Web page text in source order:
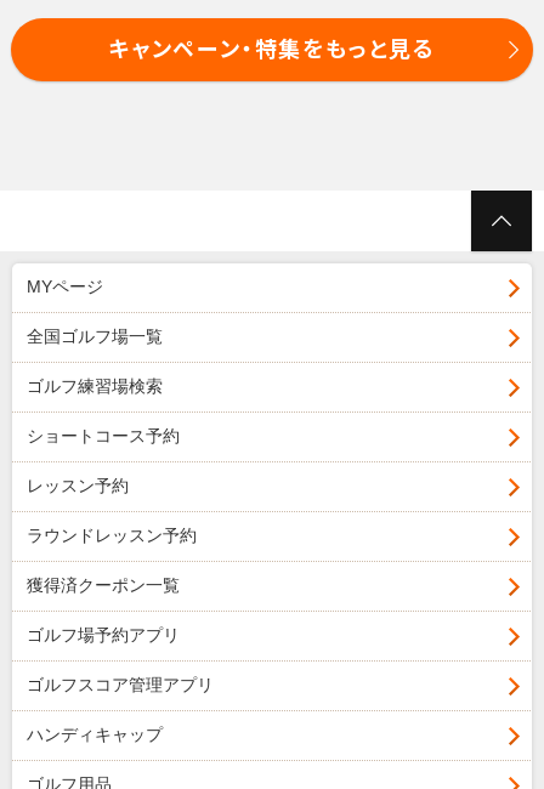
キャンペーン・特集をもっと見る
MYページ
全国ゴルフ場一覧
ゴルフ練習場検索
ショートコース予約
レッスン予約
ラウンドレッスン予約
獲得済クーポン一覧
ゴルフ場予約アプリ
ゴルフスコア管理アプリ
ハンディキャップ
ゴルフ用品